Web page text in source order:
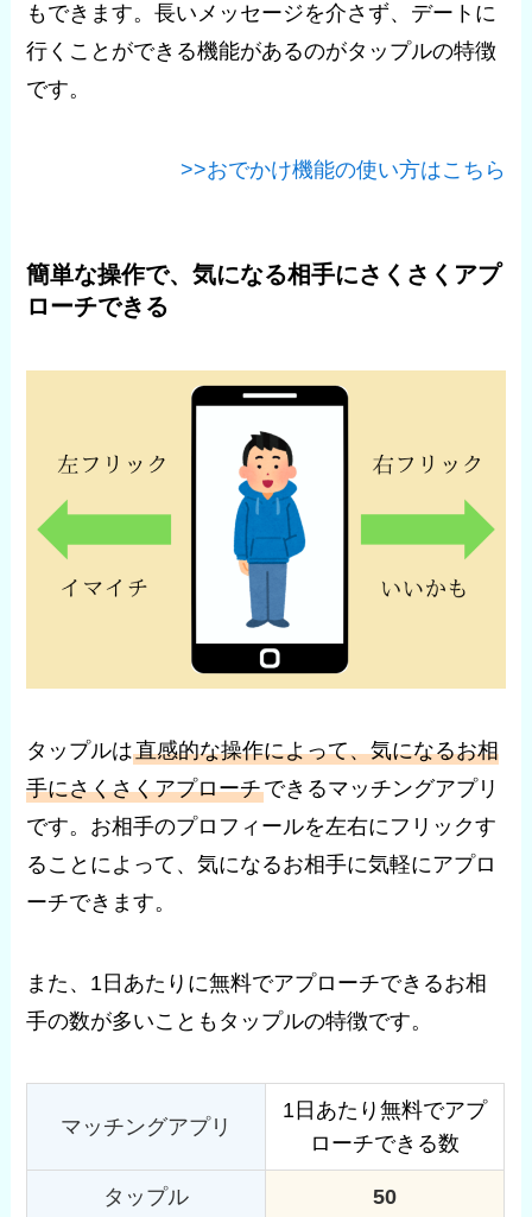
もできます。長いメッセージを介さず、デートに
行くことができる機能があるのがタップルの特徴
です。
>>おでかけ機能の使い方はこちら
簡単な操作で、気になる相手にさくさくアプ
ローチできる
タップルは直感的な操作によって、気になるお相
手にさくさくアプローチできるマッチングアプリ
です。お相手のプロフィールを左右にフリックす
ることによって、気になるお相手に気軽にアプロ
ーチできます。
また、1日あたりに無料でアプローチできるお相
手の数が多いこともタップルの特徴です。
マッチングアプリ
1日あたり無料でアプ
ローチできる数
タップル 50